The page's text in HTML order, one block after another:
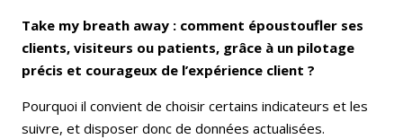
Take my breath away : comment époustoufler ses
clients, visiteurs ou patients, grâce à un pilotage
précis et courageux de l’expérience client ?
Pourquoi il convient de choisir certains indicateurs et les
suivre, et disposer donc de données actualisées.